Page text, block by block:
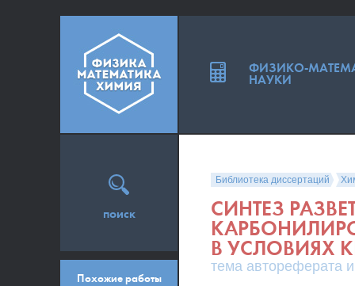
Библиотека диссертаций
СИНТЕЗ
В УСЛОВИЯХ
тема автореферата
поиск
Похожие работы
ФИЗИКО-
НАУКИ